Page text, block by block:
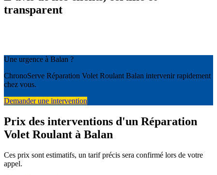
transparent
Une urgence à Balan ?
ChronoServe Réparation Volet Roulant Balan intervenir rapidement
chez vous.
Demander une intervention
Prix des interventions d'un Réparation
Volet Roulant à Balan
Ces prix sont estimatifs, un tarif précis sera confirmé lors de votre
appel.